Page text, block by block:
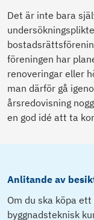
Det är inte bara
föreningen har
renoveringar eller
man därför gå
årsredovisning
en god idé att ta
Anlitande av
Om du ska köpa
byggnadsteknisk